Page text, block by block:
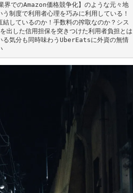
界でのAmazon価格競争化】のような元々地
制度で利用者心理を巧みに利用している！
しているのか！手数料の搾取なのか？シス
した信用担保を突きつけた利用者負担とは
る気分も同時味わうUberEatsに外資の無情